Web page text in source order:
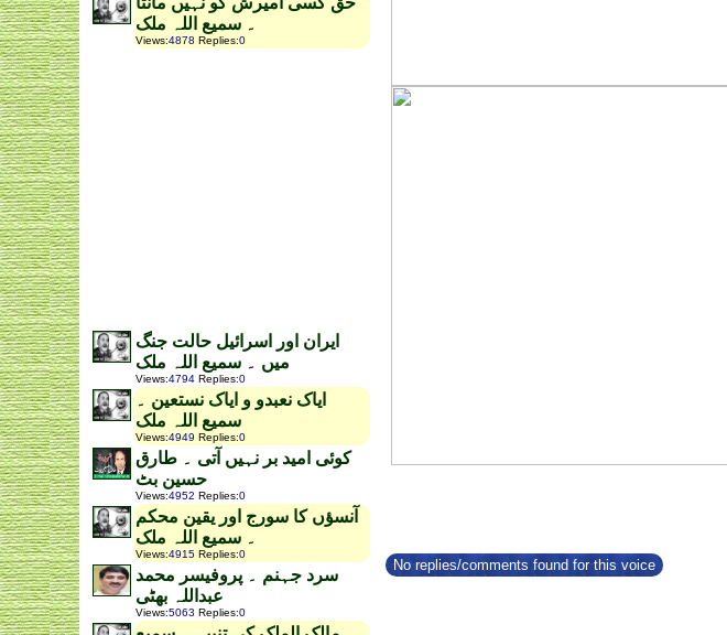
۔ سمیع اللہ ملک
Views:4878 Replies:0
ایران اور اسرائیل حالت جنگ
میں ۔ سمیع اللہ ملک
Views:4794 Replies:0
ایاک نعبدو و ایاک نستعین ۔
سمیع اللہ ملک
Views:4949 Replies:0
کوئی امید بر نہیں آتی ۔ طارق
حسین بٹ
Views:4952 Replies:0
آنسؤں کا سورج اور یقین محکم
۔ سمیع اللہ ملک
Views:4915 Replies:0
سرد جہنم ۔ پروفیسر محمد
عبداللہ بھٹی
Views:5063 Replies:0
No replies/comments found for this voice